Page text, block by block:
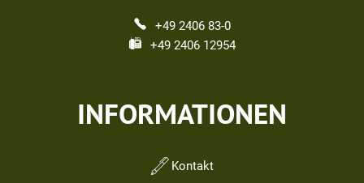
+49 2406 83-0
+49 2406 12954
INFORMATIONEN
Kontakt